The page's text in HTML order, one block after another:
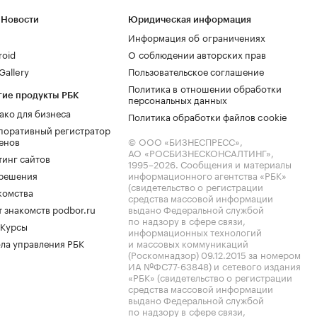
продукты РБК
для бизнеса
регистратор
сайтов
знакомств podbor.ru
управления РБК
Юридическая информация
Информация об ограничениях
О соблюдении авторских прав
Пользовательское соглашение
Политика в отношении обработки
персональных данных
Политика обработки файлов cookie
© ООО «БИЗНЕСПРЕСС»,
АО «РОСБИЗНЕСКОНСАЛТИНГ»,
1995–2026. Сообщения и материалы
информационного агентства «РБК»
(свидетельство о регистрации
средства массовой информации
выдано Федеральной службой
по надзору в сфере связи,
информационных технологий
и массовых коммуникаций
(Роскомнадзор) 09.12.2015 за номером
ИА №ФС77-63848) и сетевого издания
«РБК» (свидетельство о регистрации
средства массовой информации
выдано Федеральной службой
по надзору в сфере связи,